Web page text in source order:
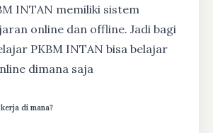
INTAN memiliki sistem
online dan offline. Jadi bagi
PKBM INTAN bisa belajar
dimana saja
di mana?